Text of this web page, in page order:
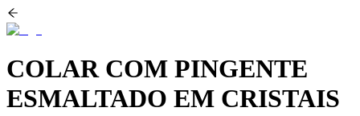
COLAR COM PINGENTE
ESMALTADO EM CRISTAIS